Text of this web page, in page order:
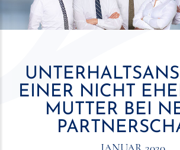
EINER NICHT
MUTTER BEI